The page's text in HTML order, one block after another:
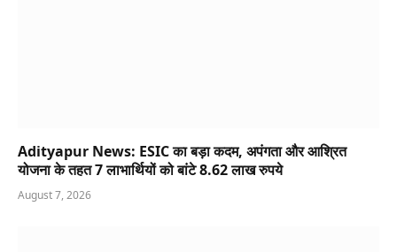
Adityapur News: ESIC का बड़ा कदम, अपंगता और आश्रित
योजना के तहत 7 लाभार्थियों को बांटे 8.62 लाख रुपये
August 7, 2026